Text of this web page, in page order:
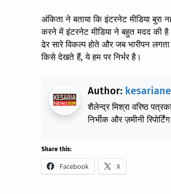
अंकिता ने बताया कि इंटरनेट मीडिया
करने में इंटरनेट मीडिया ने बहुत मदद की
ढेर सारे विकल्प होते और जब भारीपन
किसे देखते हैं, ये हम पर निर्भर है।
Author:
शैलेन्द्र मिश्रा वरिष्ठ
निर्भीक और ज़मीनी
Share this:
Facebook X